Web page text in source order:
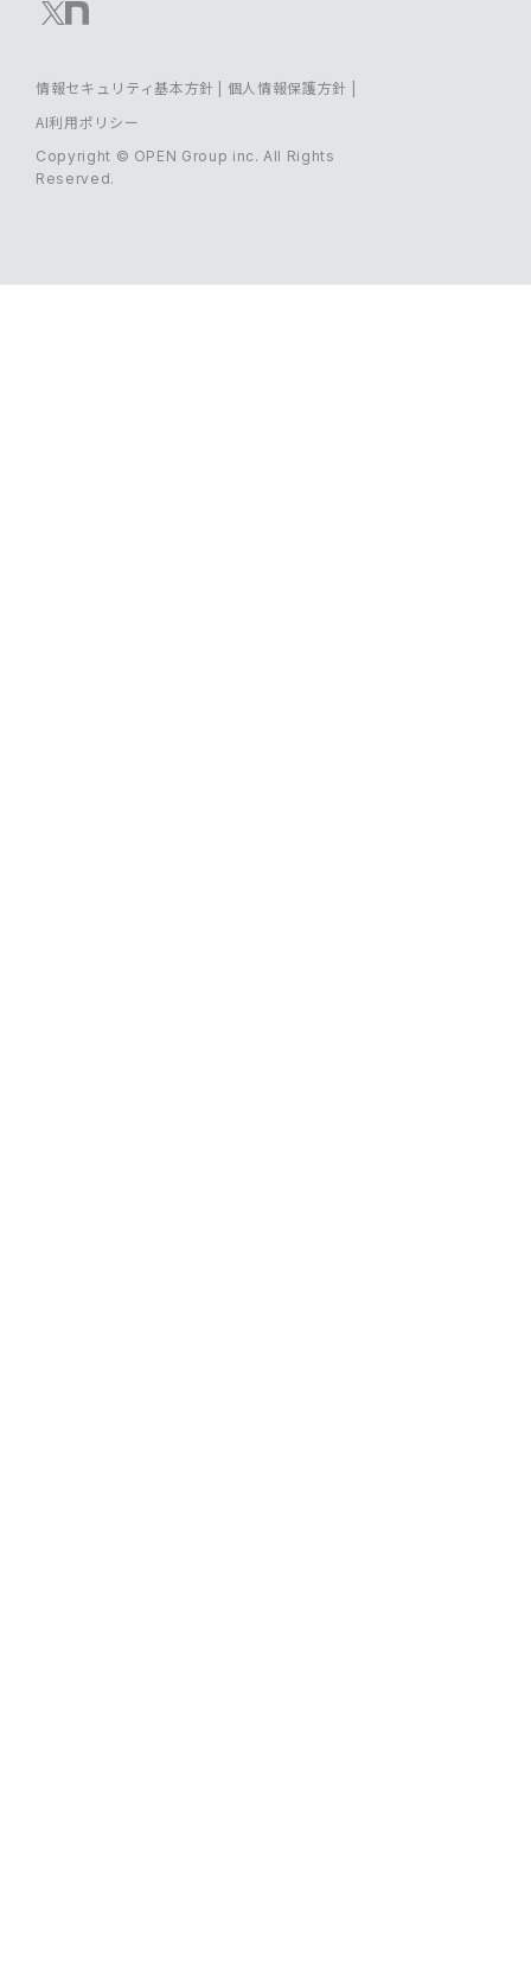
Copyright © OPEN Group inc. All Rights
Reserved.
情報セキュリティ基本方針 | 個人情報保護方針 |
AI利用ポリシー